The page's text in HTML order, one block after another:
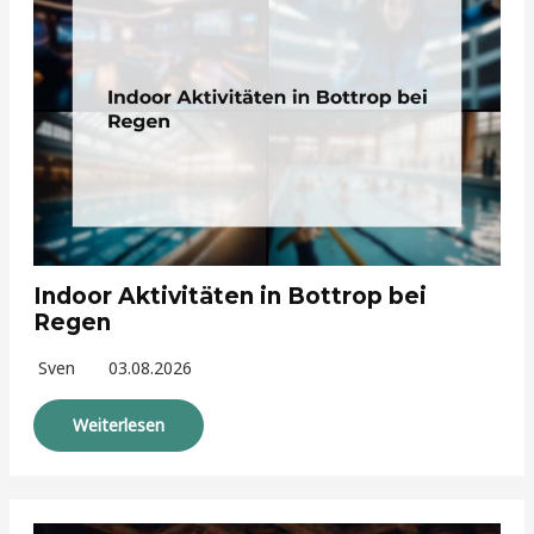
Indoor Aktivitäten in Bottrop bei
Regen
Sven 03.08.2026
Weiterlesen